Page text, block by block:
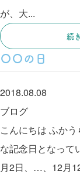
が、大...
続
〇〇の日
2018.08.08
ブログ
こんにちは ふか
な記念日となって
月2日、…、12月